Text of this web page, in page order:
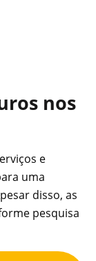
nos
e
uma
disso, as
pesquisa